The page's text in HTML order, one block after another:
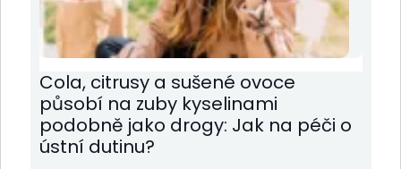
Cola, citrusy a sušené ovoce
působí na zuby kyselinami
podobně jako drogy: Jak na péči o
ústní dutinu?